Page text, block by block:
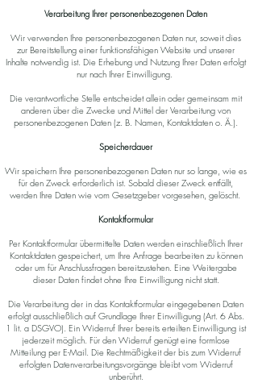
Verarbeitung Ihrer personenbezogenen Daten
Wir verwenden Ihre personenbezogenen Daten nur, soweit dies
zur Bereitstellung einer funktionsfähigen Website und unserer
Inhalte notwendig ist. Die Erhebung und Nutzung Ihrer Daten erfolgt
nur nach Ihrer Einwilligung.
Die verantwortliche Stelle entscheidet allein oder gemeinsam mit
anderen über die Zwecke und Mittel der Verarbeitung von
personenbezogenen Daten (z. B. Namen, Kontaktdaten o. Ä.).
Speicherdauer
Wir speichern Ihre personenbezogenen Daten nur so lange, wie es
für den Zweck erforderlich ist. Sobald dieser Zweck entfällt,
werden Ihre Daten wie vom Gesetzgeber vorgesehen, gelöscht.
Kontaktformular
Per Kontaktformular übermittelte Daten werden einschließlich Ihrer
Kontaktdaten gespeichert, um Ihre Anfrage bearbeiten zu können
oder um für Anschlussfragen bereitzustehen. Eine Weitergabe
dieser Daten findet ohne Ihre Einwilligung nicht statt.
Die Verarbeitung der in das Kontaktformular eingegebenen Daten
erfolgt ausschließlich auf Grundlage Ihrer Einwilligung (Art. 6 Abs.
1 lit. a DSGVO). Ein Widerruf Ihrer bereits erteilten Einwilligung ist
jederzeit möglich. Für den Widerruf genügt eine formlose
Mitteilung per E-Mail. Die Rechtmäßigkeit der bis zum Widerruf
erfolgten Datenverarbeitungsvorgänge bleibt vom Widerruf
unberührt.